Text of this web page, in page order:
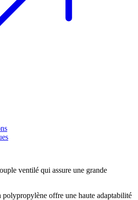
ventilé qui assure une grande
offre une haute adaptabilité